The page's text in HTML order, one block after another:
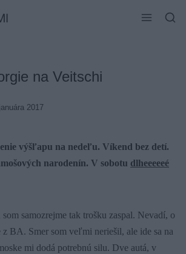
na Veitschi
2017
výšľapu na nedeľu. Víkend bez detí.
narodenín. V sobotu dlheeeeeé
samozrejme tak trošku zaspal. Nevadí, o
z BA. Smer som veľmi neriešil, ale ide sa na
mi dodá potrebnú silu. Dve autá, v